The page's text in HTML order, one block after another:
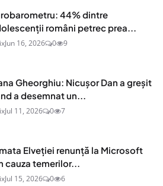
44% dintre
români petrec prea...
Jun 16, 2026 0 9
Gheorghiu: Nicușor Dan a greșit
a desemnat un...
Jul 11, 2026 0 7
Elveției renunță la Microsoft
cauza temerilor...
Jul 15, 2026 0 6